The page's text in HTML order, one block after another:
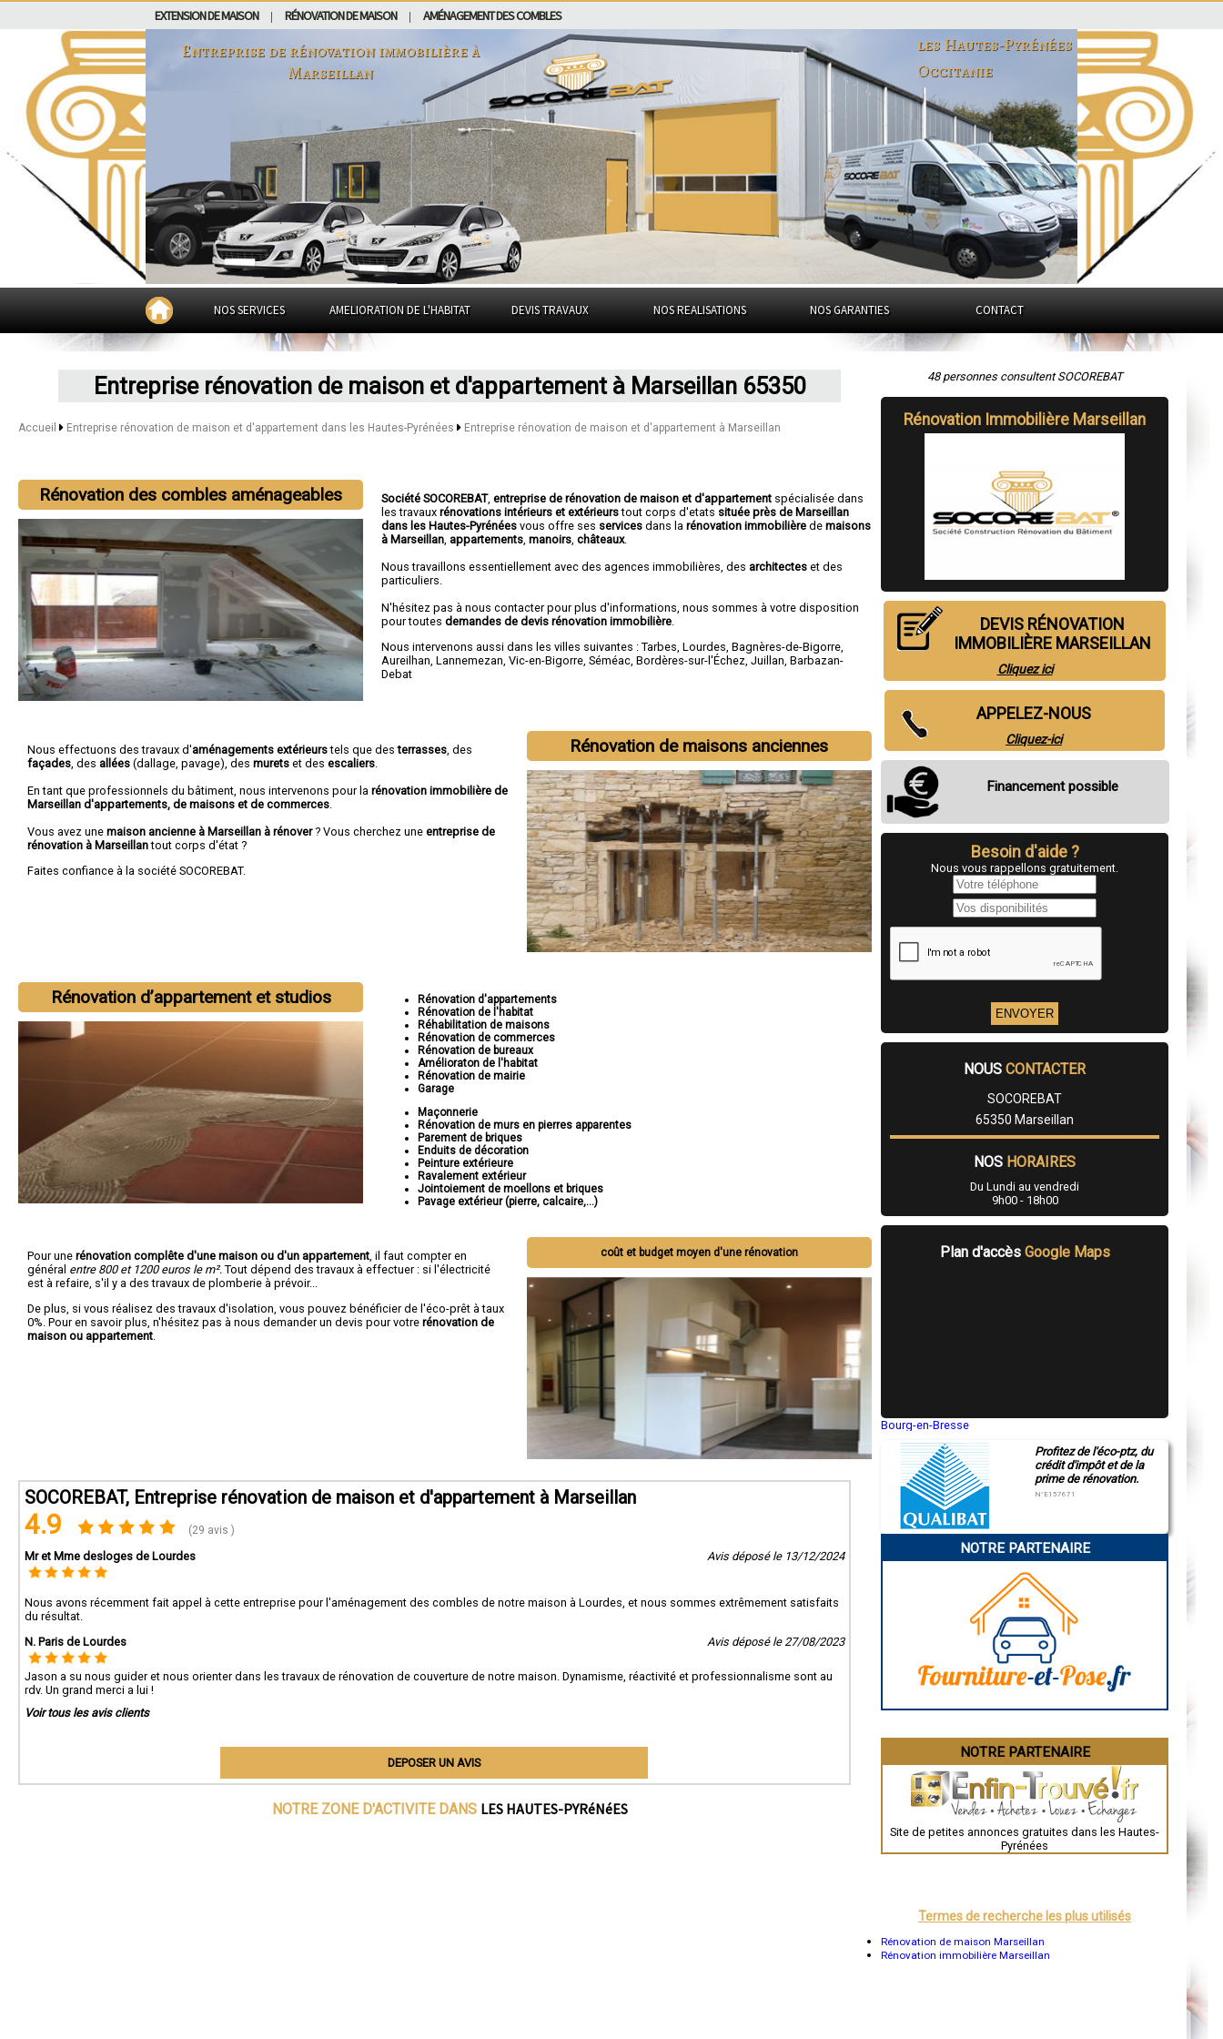
EXTENSION DE MAISON RÉNOVATION DE MAISON AMÉNAGEMENT DES COMBLES
Entreprise de rénovation immobilière à
Marseillan
les Hautes-Pyrénées
Occitanie
NOS SERVICES AMELIORATION DE L'HABITAT DEVIS TRAVAUX NOS REALISATIONS NOS GARANTIES CONTACT
Entreprise rénovation de maison et d'appartement à Marseillan 65350
Accueil Entreprise rénovation de maison et d'appartement dans les Hautes-Pyrénées Entreprise rénovation de maison et d'appartement à Marseillan
Rénovation des combles aménageables Société SOCOREBAT,entreprise de rénovation de maison et d'appartement spécialisée dans
les travauxrénovations intérieurs et extérieurstout corps d'etats située près de Marseillan
dans les Hautes-Pyrénéesvous offre ses services dans larénovation immobilière demaisons
à Marseillan appartements ,manoirs ,châteaux.
Nous travaillons essentiellement avec des agences immobilières, des architectes et des
particuliers.
N'hésitez pas à nous contacter pour plus d'informations, nous sommes à votre disposition
pour toutesdemandes de devis rénovation immobilière
Nous intervenons aussi dans les villes suivantes :Tarbes ,Lourdes ,Bagnères-de-Bigorre
Aureilhan ,Lannemezan ,Vic-en-Bigorre ,Séméac ,Bordères-sur-l'Échez ,Juillan ,Barbazan-
Debat
Rénovation de maisons anciennes
Nous effectuons des travaux d'aménagements extérieurstels que desterrasses , des
façades , des allées (dallage, pavage), des murets et des escaliers
En tant que professionnels du bâtiment, nous intervenons pour la rénovation immobilière de
Marseillan d'appartements, de maisons et de commerces
Vous avez une maison ancienne à Marseillan à rénover? Vous cherchez une entreprise de
rénovation à Marseillantout corps d'état ?
Faites confiance à la société SOCOREBAT.
Rénovation d’appartement et studios
Rénovation d'appartements
Rénovation de l'habitat
Réhabilitation de maisons
Rénovation de commerces
Rénovation de bureaux
Amélioraton de l'habitat
Rénovation de mairie
Garage
Maçonnerie
Rénovation de murs en pierres apparentes
Parement de briques
Enduits de décoration
Peinture extérieure
Ravalement extérieur
Jointoiement de moellons et briques
Pavage extérieur (pierre, calcaire,...)
coût et budget moyen d'une rénovation
Pour une rénovation complête d'une maison ou d'un appartement , il faut compter en
général entre 800 et 1200 euros le m². Tout dépend des travaux à effectuer : si l'électricité
est à refaire, s'il y a des travaux de plomberie à prévoir...
De plus, si vous réalisez des travaux d'isolation, vous pouvez bénéficier de l'éco-prêt à taux
0%. Pour en savoir plus, n'hésitez pas à nous demander un devis pour votre rénovation de
maison ou appartement
SOCOREBAT, Entreprise rénovation de maison et d'appartement à Marseillan
4.9 (29 avis )
Mr et Mme desloges de Lourdes Avis déposé le 13/12/2024
Nous avons récemment fait appel à cette entreprise pour l'aménagement des combles de notre maison à Lourdes, et nous sommes extrêmement satisfaits
du résultat.
N. Paris de Lourdes
Avis déposé le 27/08/2023
Jason a su nous guider et nous orienter dans les travaux de rénovation de couverture de notre maison. Dynamisme, réactivité et professionnalisme sont au
rdv. Un grand merci a lui !
Voir tous les avis clients
DEPOSER UN AVIS
NOTRE ZONE D'ACTIVITE DANS LES HAUTES-PYRéNéES
48 personnes consultent SOCOREBAT
Rénovation Immobilière Marseillan
DEVIS RÉNOVATION
IMMOBILIÈRE MARSEILLAN
Cliquez ici
APPELEZ-NOUS
Cliquez-ici
Financement possible
Besoin d'aide ?
Nous vous rappellons gratuitement.
NOUS CONTACTER
SOCOREBAT
65350 Marseillan
NOS HORAIRES
Du Lundi au vendredi
9h00 - 18h00
Plan d'accès Google Maps
Bourg-en-Bresse
Montluçon
Manosque
Gap
Charleville-Mézières
Pamiers
Narbonne
Brive-la-Gaillarde
Guéret
Besançon
Évreux
Chartres
Nîmes
Auch
Grenoble
Mont-de-Marsan
Blois
Profitez de l'éco-ptz, du
crédit d'impôt et de la
prime de rénovation.
N°E157671
NOTRE PARTENAIRE
NOTRE PARTENAIRE
Site de petites annonces gratuites dans les Hautes-
Pyrénées
Termes de recherche les plus utilisés
Rénovation de maison Marseillan
Rénovation immobilière Marseillan